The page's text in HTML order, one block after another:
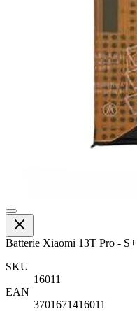
Batterie Xiaomi 13T Pro - S+
SKU
16011
EAN
3701671416011